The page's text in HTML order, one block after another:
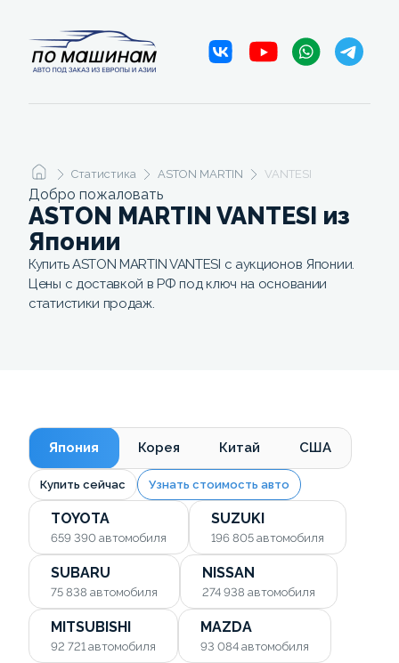
Статистика ASTON MARTIN VANTESI
Добро пожаловать
ASTON MARTIN VANTESI из
Японии
Купить ASTON MARTIN VANTESI с аукционов Японии.
Цены с доставкой в РФ под ключ на основании
статистики продаж.
Япония Корея Китай США
Купить сейчас Узнать стоимость авто
TOYOTA
659 390 автомобиля
SUZUKI
196 805 автомобиля
SUBARU
75 838 автомобиля
NISSAN
274 938 автомобиля
MITSUBISHI
92 721 автомобиля
MAZDA
93 084 автомобиля